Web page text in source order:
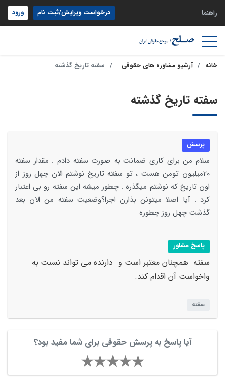
راهنما درخواست ویرایش/ثبت نام ورود
خانه آرشیو مشاوره های حقوقی سفته تاریخ گذشته
سفته تاریخ گذشته
پرسش
سلام من برای کاری ضمانت به صورت سفته دادم . مقدار سفته
20میلیون تومن هست ، تو سفته تاریخ نوشتم الان چهل روز از
اون تاریخ که نوشتم میگذره . چطور میشه این سفته رو بی اعتبار
کرد . آیا اصلا میتونن بذارن اجرا؟وضعیت سفته من الان بعد
گذشت چهل روز چطوره
پاسخ مشاور
سفته همچنان معتبر است و دارنده می تواند نسبت به
واخواست آن اقدام کند.
سفته
آیا پاسخ به پرسش حقوقی برای شما مفید بود؟